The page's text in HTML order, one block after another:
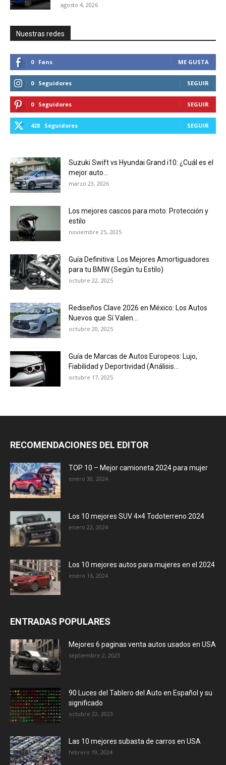
agosto 4, 2026
Nuestras redes
0 Fans ME GUSTA
0 Seguidores SEGUIR
0 Seguidores SEGUIR
428 Seguidores SEGUIR
Suzuki Swift vs Hyundai Grand i10: ¿Cuál es el
mejor auto...
marzo 23, 2026
Los mejores cascos para moto: Protección y
estilo
noviembre 25, 2025
Guía Definitiva: Los Mejores Amortiguadores
para tu BMW (Según tu Estilo)
octubre 22, 2025
Rediseños Clave 2026 en México: Los Autos
Nuevos que Sí Valen...
octubre 20, 2025
Guía de Marcas de Autos Europeos: Lujo,
Fiabilidad y Deportividad (Análisis...
octubre 17, 2025
RECOMENDACIONES DEL EDITOR
TOP 10 – Mejor camioneta 2024 para mujer
enero 30, 2024
Los 10 mejores SUV 4×4 Todoterreno 2024
enero 22, 2024
Los 10 mejores autos para mujeres en el 2024
enero 16, 2024
ENTRADAS POPULARES
Mejores 6 paginas venta autos usados en USA
septiembre 2, 2023
90 Luces del Tablero del Auto en Español y su
significado
octubre 22, 2023
Las 10 mejores subasta de carros en USA
febrero 19, 2024